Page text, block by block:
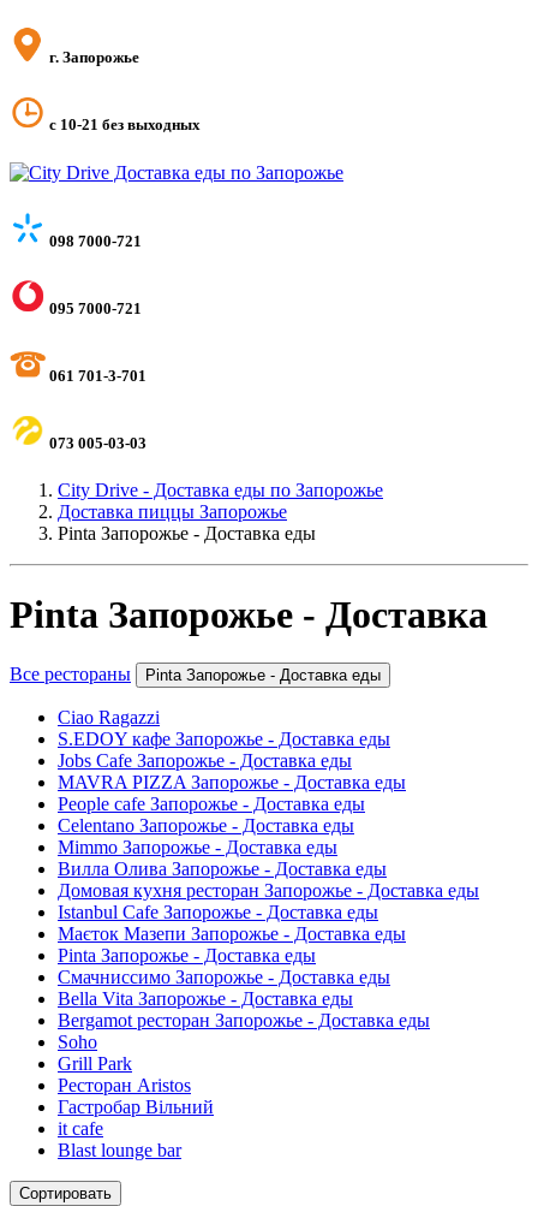
г. Запорожье
с 10-21 без выходных
098 7000-721
095 7000-721
061 701-3-701
073 005-03-03
City Drive - Доставка еды по Запорожье
Доставка пиццы Запорожье
Pinta Запорожье - Доставка еды
Pinta Запорожье - Доставка
Все рестораны Pinta Запорожье - Доставка еды
Ciao Ragazzi
S.EDOY кафе Запорожье - Доставка еды
Jobs Cafe Запорожье - Доставка еды
MAVRA PIZZA Запорожье - Доставка еды
People cafe Запорожье - Доставка еды
Celentano Запорожье - Доставка еды
Mimmo Запорожье - Доставка еды
Вилла Олива Запорожье - Доставка еды
Домовая кухня ресторан Запорожье - Доставка еды
Istanbul Cafe Запорожье - Доставка еды
Маєток Мазепи Запорожье - Доставка еды
Pinta Запорожье - Доставка еды
Смачниссимо Запорожье - Доставка еды
Bella Vita Запорожье - Доставка еды
Bergamot ресторан Запорожье - Доставка еды
Soho
Grill Park
Ресторан Aristos
Гастробар Вільний
it cafe
Blast lounge bar
Сортировать